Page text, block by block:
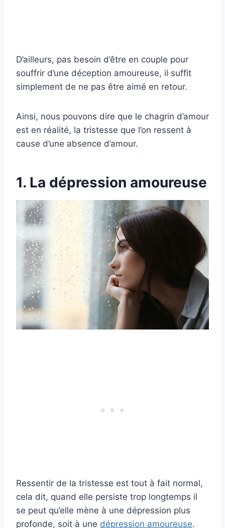
D’ailleurs, pas besoin d’être en couple pour
souffrir d’une déception amoureuse, il suffit
simplement de ne pas être aimé en retour.
Ainsi, nous pouvons dire que le chagrin d’amour
est en réalité, la tristesse que l’on ressent à
cause d’une absence d’amour.
1. La dépression amoureuse
Ressentir de la tristesse est tout à fait normal,
cela dit, quand elle persiste trop longtemps il
se peut qu’elle mène à une dépression plus
profonde, soit à une dépression amoureuse.